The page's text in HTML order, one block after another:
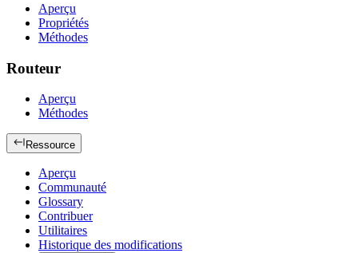
Aperçu
Propriétés
Méthodes
Routeur
Aperçu
Méthodes
Ressource
Aperçu
Communauté
Glossary
Contribuer
Utilitaires
Historique des modifications